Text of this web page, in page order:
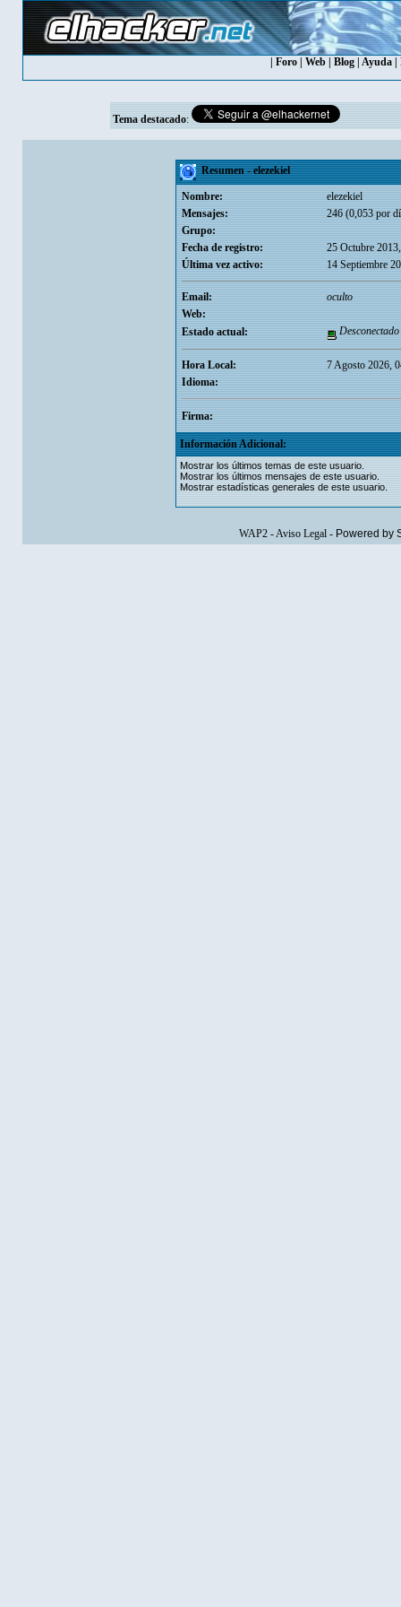
Foro| Web| Blog| Ayuda|
Tema destacado:
Resumen - elezekiel
Nombre:
elezekiel
Mensajes:
246 (0,053 por
Grupo:
Fecha de registro:
25 Octubre
Última vez activo:
14 Septiembre
Email:
oculto
Web:
Estado actual:
Desconectado
Hora Local:
7 Agosto 2026,
Idioma:
Firma:
Información Adicional:
Mostrar los últimos temas de este usuario.
Mostrar los últimos mensajes de este usuario.
Mostrar estadísticas generales de este usuario.
WAP2-Aviso Legal- Powered by